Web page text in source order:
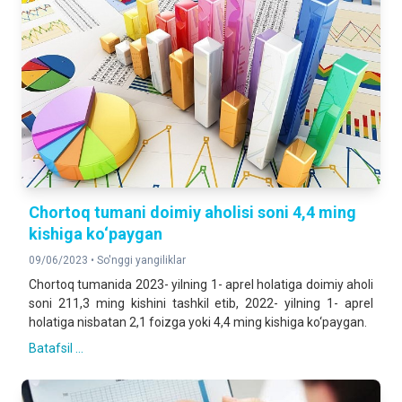
Chortoq tumani doimiy aholisi soni 4,4 ming
kishiga ko‘paygan
09/06/2023 • So'nggi yangiliklar
Chortoq tumanida 2023- yilning 1- aprel holatiga doimiy aholi
soni 211,3 ming kishini tashkil etib, 2022- yilning 1- aprel
holatiga nisbatan 2,1 foizga yoki 4,4 ming kishiga ko‘paygan.
Batafsil ...